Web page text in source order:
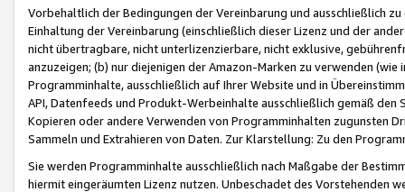
Vorbehaltlich der Bedingungen der Vereinbarung und ausschließlich
Einhaltung der Vereinbarung (einschließlich dieser Lizenz und der
nicht übertragbare, nicht unterlizenzierbare, nicht exklusive,
anzuzeigen; (b) nur diejenigen der Amazon-Marken zu verwenden
Programminhalte, ausschließlich auf Ihrer Website und in
API, Datenfeeds und Produkt-Werbeinhalte ausschließlich gemäß
Kopieren oder andere Verwenden von Programminhalten zugunsten
Sammeln und Extrahieren von Daten. Zur Klarstellung: Zu den
Sie werden Programminhalte ausschließlich nach Maßgabe der
hiermit eingeräumten Lizenz nutzen. Unbeschadet des Vorstehenden